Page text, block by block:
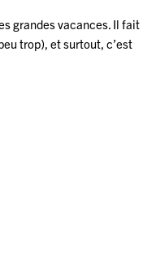
grandes vacances. Il fait
trop), et surtout, c’est